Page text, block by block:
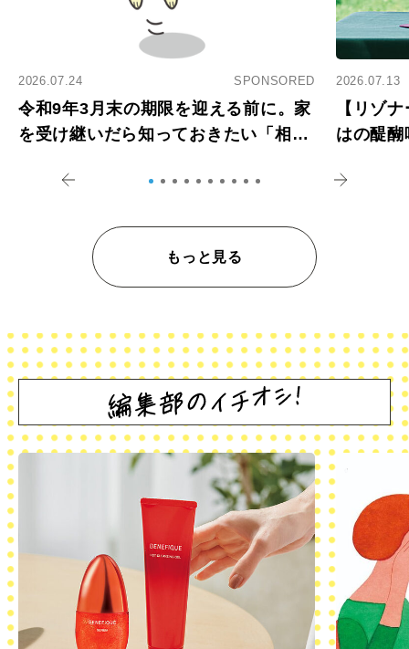
2026.07.24 SPONSORED
令和9年3月末の期限を迎える前に。家
を受け継いだら知っておきたい「相続
2026.07.13
【リゾ
はの醍
もっと見る